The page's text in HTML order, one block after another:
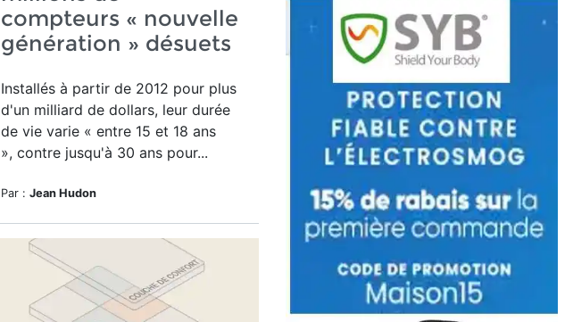
compteurs « nouvelle
génération » désuets
Installés à partir de 2012 pour plus
d'un milliard de dollars, leur durée
de vie varie « entre 15 et 18 ans
», contre jusqu'à 30 ans pour...
Par : Jean Hudon